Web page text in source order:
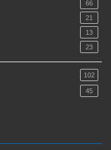
66
21
13
23
102
45